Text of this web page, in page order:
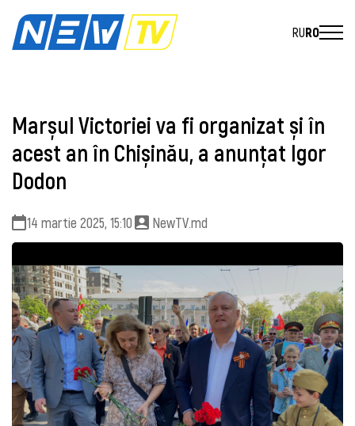
RURO
Marșul Victoriei va fi organizat și în
acest an în Chișinău, a anunțat Igor
Dodon
14 martie 2025, 15:10 NewTV.md